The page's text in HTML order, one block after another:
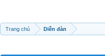
Trang chủ Diễn đàn